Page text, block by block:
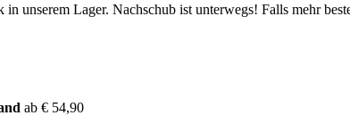
unserem Lager. Nachschub ist unterwegs! Falls mehr
ab € 54,90